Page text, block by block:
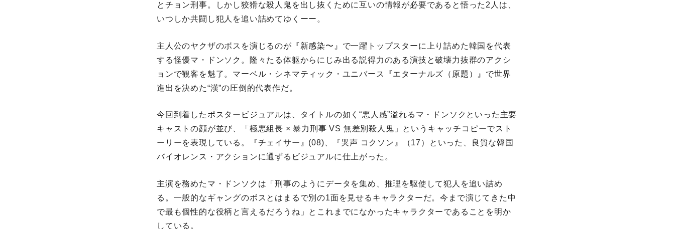
とチョン刑事。しかし狡猾な殺人鬼を出し抜くために互いの情報が必要であると悟った2人は、
いつしか共闘し犯⼈を追い詰めてゆくーー。
主人公のヤクザのボスを演じるのが『新感染〜』で一躍トップスターに上り詰めた韓国を代表
する怪優マ・ドンソク。隆々たる体躯からにじみ出る説得力のある演技と破壊力抜群のアクシ
ョンで観客を魅了。マーベル・シネマティック・ユニバース『エターナルズ（原題）』で世界
進出を決めた“漢”の圧倒的代表作だ。
今回到着したポスタービジュアルは、タイトルの如く“悪人感”溢れるマ・ドンソクといった主要
キャストの顔が並び、「極悪組長 × 暴力刑事 VS 無差別殺人鬼」というキャッチコピーでスト
ーリーを表現している。『チェイサー』(08)、『哭声 コクソン』（17）といった、良質な韓国
バイオレンス・アクションに通ずるビジュアルに仕上がった。
主演を務めたマ・ドンソクは「刑事のようにデータを集め、推理を駆使して犯人を追い詰め
る。一般的なギャングのボスとはまるで別の1面を見せるキャラクターだ。今まで演じてきた中
で最も個性的な役柄と言えるだろうね」とこれまでになかったキャラクターであることを明か
している。